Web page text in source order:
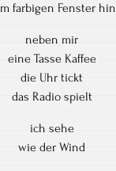
farbigen Fenster hin
neben mir
eine Tasse Kaffee
die Uhr tickt
das Radio spielt
ich sehe
wie der Wind